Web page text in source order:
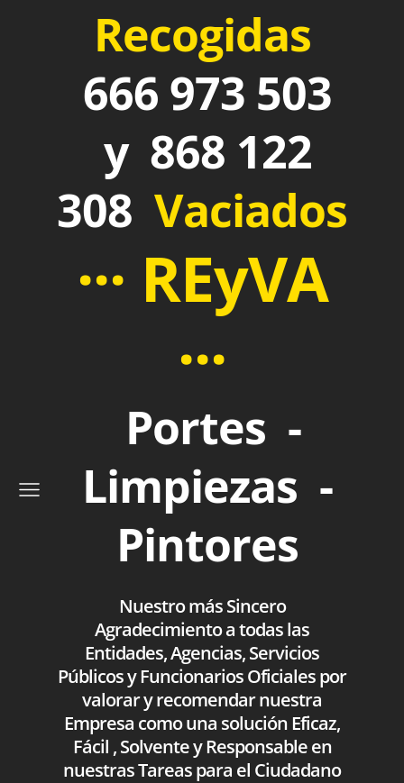
Recogidas
666 973 503
y 868 122
308 Vaciados
··· REyVA
···
Portes -
Limpiezas -
Pintores
Nuestro más Sincero
Agradecimiento a todas las
Entidades, Agencias, Servicios
Públicos y Funcionarios Oficiales por
valorar y recomendar nuestra
Empresa como una solución Eficaz,
Fácil , Solvente y Responsable en
nuestras Tareas para el Ciudadano